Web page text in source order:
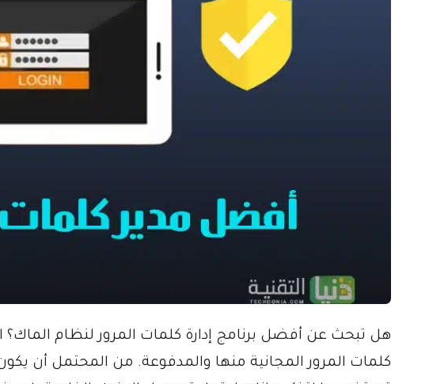
هل تبحث عن أفضل برنامج إدارة كلمات المرور لنظام
كلمات المرور المجانية منها والمدفوعة. من المحتمل أن